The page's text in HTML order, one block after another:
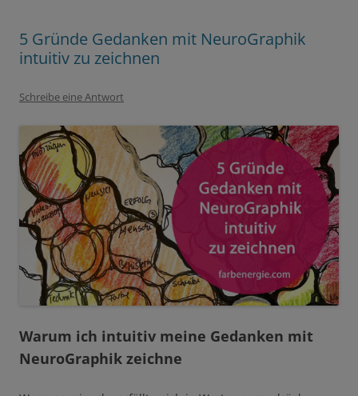
5 Gründe Gedanken mit NeuroGraphik
intuitiv zu zeichnen
Schreibe eine Antwort
Warum ich intuitiv meine Gedanken mit
NeuroGraphik zeichne